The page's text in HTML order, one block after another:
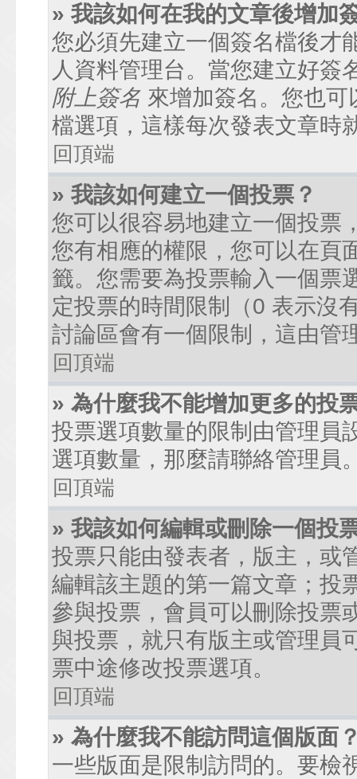
» 我該如何在我的文章後增加
您必須先建立一個簽名檔後才
人資料管理台。當您建立好簽
附上簽名 來增加簽名。您也
檔選項，這樣每次發表文章時
回頂端
» 我該如何建立一個投票？
您可以很容易地建立一個投票
您有相應的權限，您可以在頁
籤。您需要為投票輸入一個票
定投票的時間限制（0 表示沒
討論區會有一個限制，這由管
回頂端
» 為什麼我不能增加更多的投
投票選項數量的限制由管理員
選項數量，那麼請聯絡管理員
回頂端
» 我該如何編輯或刪除一個投
投票只能由發表者，版主，或
編輯該主題的第一篇文章；投
參與投票，會員可以刪除投票
與投票，就只有版主或管理員
票中途修改投票選項。
回頂端
» 為什麼我不能訪問這個版面
一些版面是限制訪問的。要檢